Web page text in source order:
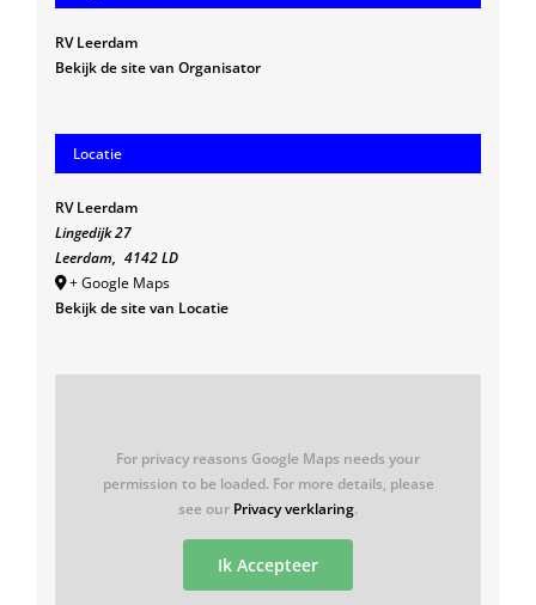
RV Leerdam
Bekijk de site van Organisator
Locatie
RV Leerdam
Lingedijk 27
Leerdam, 4142 LD
+ Google Maps
Bekijk de site van Locatie
For privacy reasons Google Maps needs your
permission to be loaded. For more details, please
see our Privacy verklaring.
Ik Accepteer